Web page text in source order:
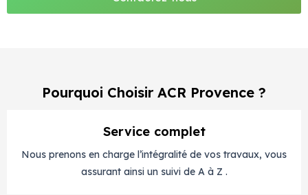
Pourquoi Choisir ACR Provence ?
Service complet
Nous prenons en charge l’intégralité de vos travaux, vous
assurant ainsi un suivi de A à Z .